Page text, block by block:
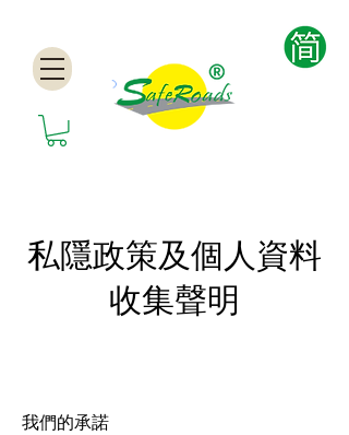
私隱政策及個人資料
收集聲明
我們的承諾